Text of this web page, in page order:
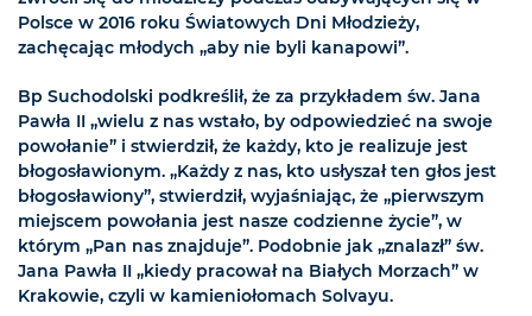
Polsce w 2016 roku Światowych Dni Młodzieży,
zachęcając młodych „aby nie byli kanapowi”.
Bp Suchodolski podkreślił, że za przykładem św. Jana
Pawła II „wielu z nas wstało, by odpowiedzieć na swoje
powołanie” i stwierdził, że każdy, kto je realizuje jest
błogosławionym. „Każdy z nas, kto usłyszał ten głos jest
błogosławiony”, stwierdził, wyjaśniając, że „pierwszym
miejscem powołania jest nasze codzienne życie”, w
którym „Pan nas znajduje”. Podobnie jak „znalazł” św.
Jana Pawła II „kiedy pracował na Białych Morzach” w
Krakowie, czyli w kamieniołomach Solvayu.